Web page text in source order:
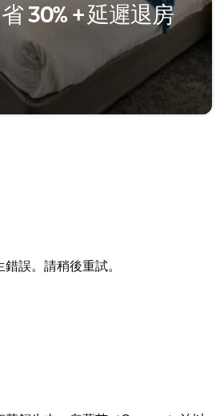
30% + 延遲退房
誤。請稍後重試。